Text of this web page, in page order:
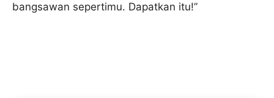
bangsawan sepertimu. Dapatkan itu!”